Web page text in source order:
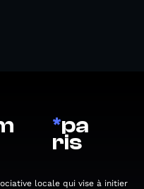
*pa
ris
locale qui vise à initier